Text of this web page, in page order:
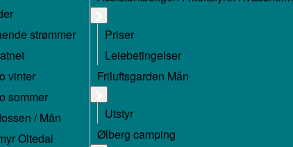
strømmer
vinter
sommer
/ Mån
Oltedal
Priser
Leiebetingelser
Friluftsgarden Mån
Utstyr
Ølberg camping